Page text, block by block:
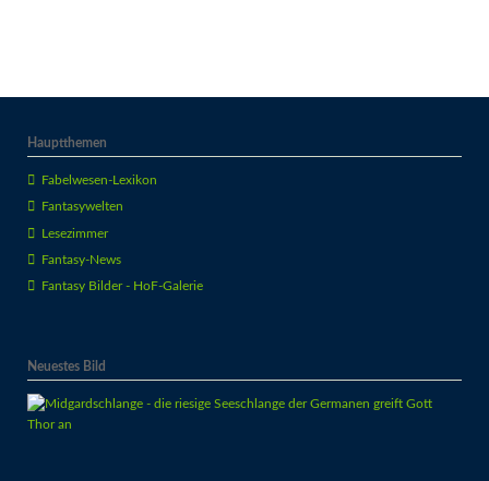
Hauptthemen
Fabelwesen-Lexikon
Fantasywelten
Lesezimmer
Fantasy-News
Fantasy Bilder - HoF-Galerie
Neuestes Bild